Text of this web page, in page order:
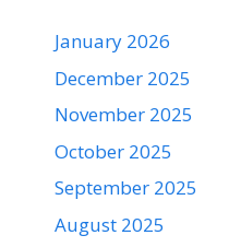
January 2026
December 2025
November 2025
October 2025
September 2025
August 2025